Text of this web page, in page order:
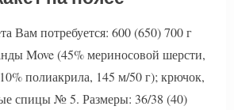
Вам потребуется: 600 (650) 700 г
Move (45% мериносовой шерсти,
полиакрила, 145 м/50 г); крючок,
спицы № 5. Размеры: 36/38 (40)